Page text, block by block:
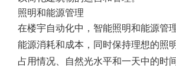
照明和能源管理
在楼宇自动化中，智能照明和能源管
能源消耗和成本，同时保持理想的照
占用情况、自然光水平和一天中的时